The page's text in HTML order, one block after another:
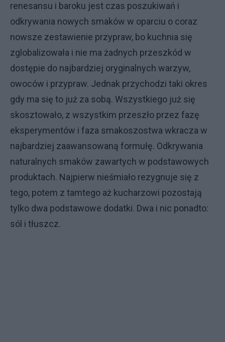
renesansu i baroku jest czas poszukiwań i
odkrywania nowych smaków w oparciu o coraz
nowsze zestawienie przypraw, bo kuchnia się
zglobalizowała i nie ma żadnych przeszkód w
dostępie do najbardziej oryginalnych warzyw,
owoców i przypraw. Jednak przychodzi taki okres
gdy ma się to już za sobą. Wszystkiego już się
skosztowało, z wszystkim przeszło przez fazę
eksperymentów i faza smakoszostwa wkracza w
najbardziej zaawansowaną formułę. Odkrywania
naturalnych smaków zawartych w podstawowych
produktach. Najpierw nieśmiało rezygnuje się z
tego, potem z tamtego aż kucharzowi pozostają
tylko dwa podstawowe dodatki. Dwa i nic ponadto:
sól i tłuszcz.